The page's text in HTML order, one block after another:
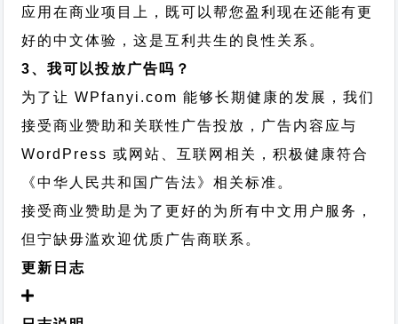
应用在商业项目上，既可以帮您盈利现在还能有更
好的中文体验，这是互利共生的良性关系。
3、我可以投放广告吗？
为了让 WPfanyi.com 能够长期健康的发展，我们
接受商业赞助和关联性广告投放，广告内容应与
WordPress 或网站、互联网相关，积极健康符合
《中华人民共和国广告法》相关标准。
接受商业赞助是为了更好的为所有中文用户服务，
但宁缺毋滥欢迎优质广告商联系。
更新日志